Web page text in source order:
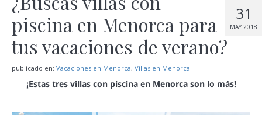
31
MAY 2018
piscina en Menorca para
tus vacaciones de verano?
publicado en: Vacaciones en Menorca, Villas en Menorca
¡Estas tres villas con piscina en Menorca son lo más!